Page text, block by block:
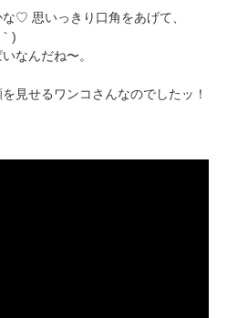
♡ 思いっきり口角をあげて、
)
なんだね〜。
見せるワンコさんなのでしたッ！
pecocats
ダウンロードする